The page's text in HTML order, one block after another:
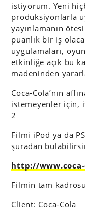
istiyorum. Yeni
prodüksiyonlarla
yayınlamanın
puanlık bir iş
uygulamaları,
etkinliğe açık bu
madeninden
Coca-Cola’nın
istemeyenler için,
2
Filmi iPod ya da
şuradan
http://www.coca-
Filmin tam
Client: Coca-Cola